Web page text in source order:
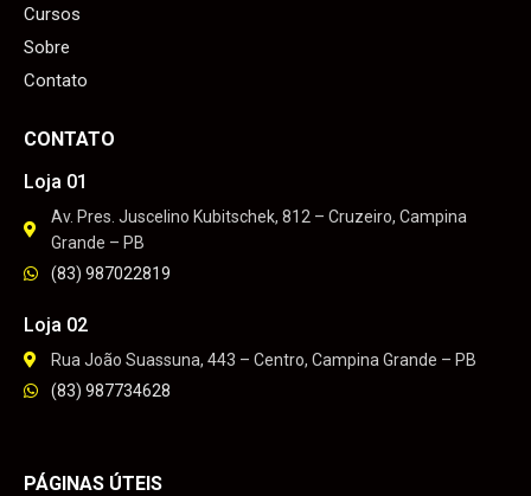
Cursos
Sobre
Contato
CONTATO
Loja 01
Av. Pres. Juscelino Kubitschek, 812 – Cruzeiro, Campina
Grande – PB
(83) 987022819
Loja 02
Rua João Suassuna, 443 – Centro, Campina Grande – PB
(83) 987734628
PÁGINAS ÚTEIS